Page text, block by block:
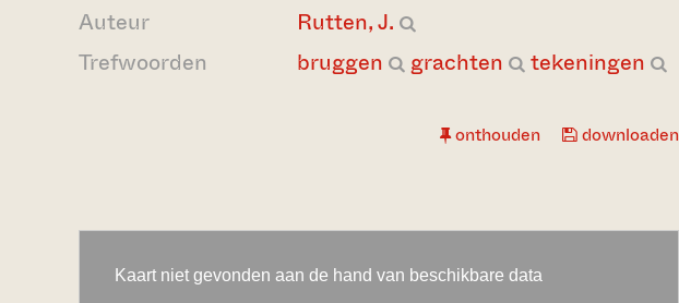
Auteur
Rutten, J.
Trefwoorden
bruggen grachten tekeningen
onthouden downloaden